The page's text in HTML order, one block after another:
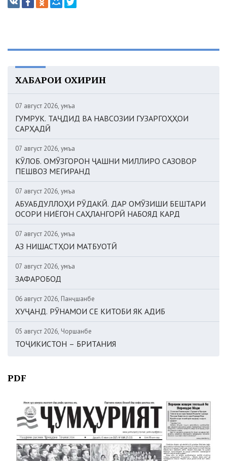
ХАБАРҲОИ ОХИРИН
07 август 2026, Ҷумъа
ГУМРУК. ТАҶДИД ВА НАВСОЗИИ ГУЗАРГОҲҲОИ
САРҲАДӢ
07 август 2026, Ҷумъа
КӮЛОБ. ОМӮЗГОРОН ҶАШНИ МИЛЛИРО САЗОВОР
ПЕШВОЗ МЕГИРАНД
07 август 2026, Ҷумъа
АБУАБДУЛЛОҲИ РӮДАКӢ. ДАР ОМӮЗИШИ БЕШТАРИ
ОСОРИ НИЁГОН САҲЛАНГОРӢ НАБОЯД КАРД
07 август 2026, Ҷумъа
АЗ НИШАСТҲОИ МАТБУОТӢ
07 август 2026, Ҷумъа
ЗАФАРОБОД
06 август 2026, Панҷшанбе
ХУҶАНД. РӮНАМОИ СЕ КИТОБИ ЯК АДИБ
05 август 2026, Чоршанбе
ТОҶИКИСТОН – БРИТАНИЯ
PDF